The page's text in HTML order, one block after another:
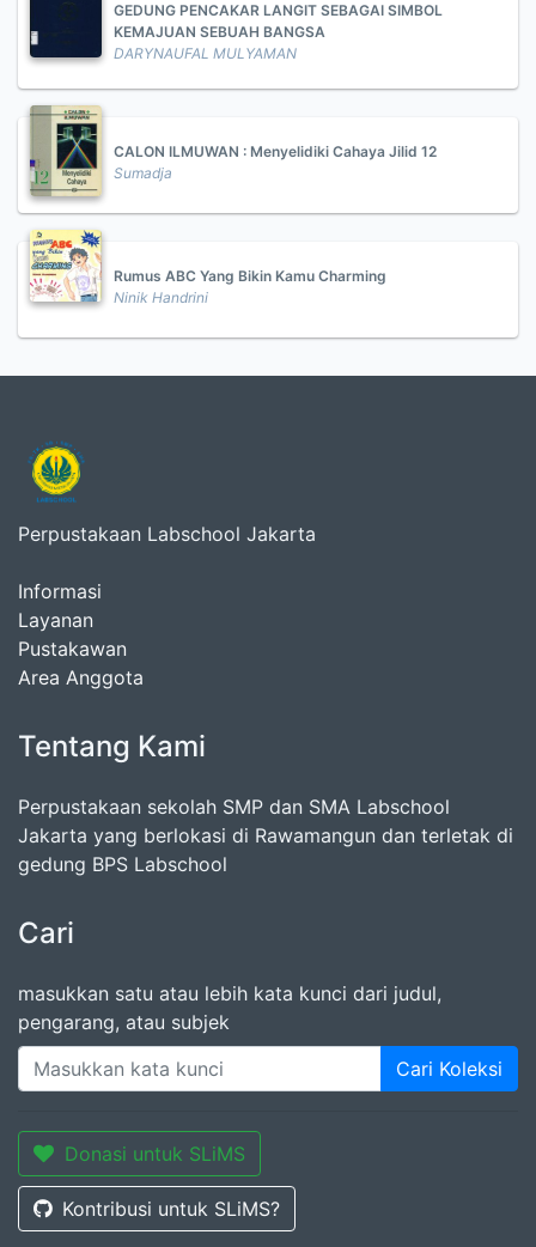
GEDUNG PENCAKAR LANGIT SEBAGAI SIMBOL
KEMAJUAN SEBUAH BANGSA
DARYNAUFAL MULYAMAN
CALON ILMUWAN : Menyelidiki Cahaya Jilid 12
Sumadja
Rumus ABC Yang Bikin Kamu Charming
Ninik Handrini
Perpustakaan Labschool Jakarta
Informasi
Layanan
Pustakawan
Area Anggota
Tentang Kami
Perpustakaan sekolah SMP dan SMA Labschool
Jakarta yang berlokasi di Rawamangun dan terletak di
gedung BPS Labschool
Cari
masukkan satu atau lebih kata kunci dari judul,
pengarang, atau subjek
Cari Koleksi
Donasi untuk SLiMS
Kontribusi untuk SLiMS?